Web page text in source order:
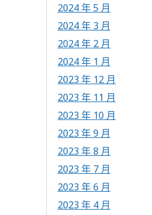
2024 年 5 月
2024 年 3 月
2024 年 2 月
2024 年 1 月
2023 年 12 月
2023 年 11 月
2023 年 10 月
2023 年 9 月
2023 年 8 月
2023 年 7 月
2023 年 6 月
2023 年 4 月